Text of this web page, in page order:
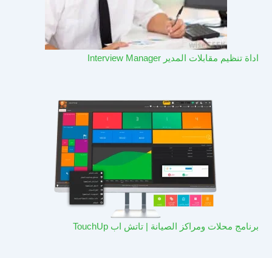
اداة تنظيم مقابلات المدير Interview Manager
برنامج محلات ومراكز الصيانة | تاتش اب TouchUp